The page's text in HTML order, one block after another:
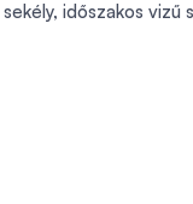
időszakos vizű